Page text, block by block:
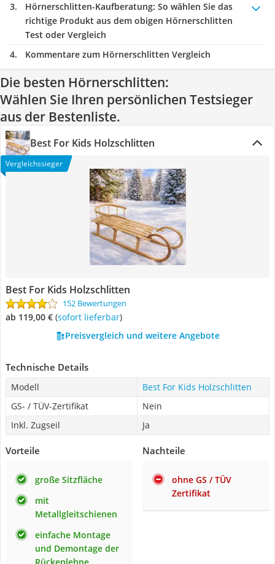
Hörnerschlitten-Kaufberatung: So wählen Sie das
richtige Produkt aus dem obigen Hörnerschlitten
Test oder Vergleich
Kommentare zum Hörnerschlitten Vergleich
Die besten Hörnerschlitten:
Wählen Sie Ihren persönlichen Testsieger
aus der Bestenliste.
Best For Kids Holzschlitten
Vergleichssieger
Best For Kids Holzschlitten
152 Bewertungen
ab 119,00 € ( Sofort lieferbar)
Preisvergleich und weitere Angebote
Technische Details
Modell
Best For Kids Holzschlitten
GS- / TÜV-Zertifikat
Nein
Inkl. Zugseil
Ja
Vorteile
große Sitzfläche
mit
Metallgleitschienen
einfache Montage
und Demontage der
Nachteile
ohne GS / TÜV
Zertifikat